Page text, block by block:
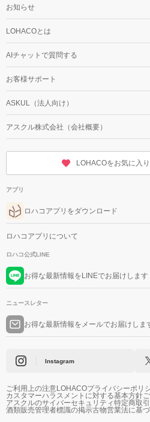
お知らせ
LOHACOとは
AIチャットで質問する
お客様サポート
ASKUL（法人向け）
アスクル株式会社（会社概要）
LOHACOをお気に入
アプリ
ロハコアプリをダウンロード
ロハコアプリについて
ロハコ公式LINE
お得な最新情報をLINEでお届けします
ニュースレター
お得な最新情報をメールでお届けしま
Instagram
ご利用上の注意LOHACOプライバシーポリ
カスタマーハラスメントに対する基本方針
アスクルのサイバーセキュリティ特定商取
酒類販売管理者標識の掲示古物営業法に基